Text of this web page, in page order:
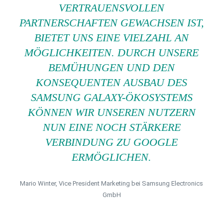
VERTRAUENSVOLLEN
PARTNERSCHAFTEN GEWACHSEN IST,
BIETET UNS EINE VIELZAHL AN
MÖGLICHKEITEN. DURCH UNSERE
BEMÜHUNGEN UND DEN
KONSEQUENTEN AUSBAU DES
SAMSUNG GALAXY-ÖKOSYSTEMS
KÖNNEN WIR UNSEREN NUTZERN
NUN EINE NOCH STÄRKERE
VERBINDUNG ZU GOOGLE
ERMÖGLICHEN.
Mario Winter, Vice President Marketing bei Samsung Electronics
GmbH